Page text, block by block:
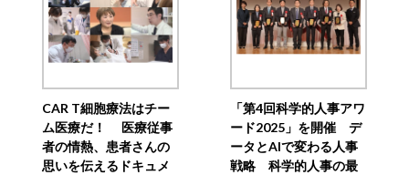
CAR T細胞療法はチー
ム医療だ！ 医療従事
者の情熱、患者さんの
思いを伝えるドキュメ
「第4回科学的人事アワ
ード2025」を開催 デ
ータとAIで変わる人事
戦略 科学的人事の最